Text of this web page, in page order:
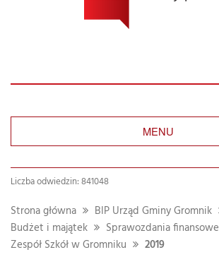
MENU
Liczba odwiedzin: 841048
Strona główna
BIP Urząd Gminy Gromnik
Budżet i majątek
Sprawozdania finansowe
Zespół Szkół w Gromniku
2019